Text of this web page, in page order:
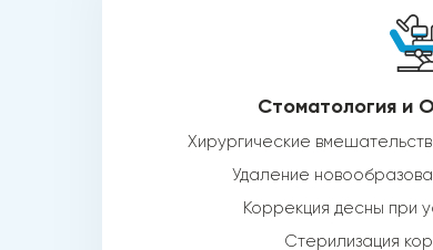
Стоматология и
Хирургические
Удаление
Коррекция десны при
Стерилизация